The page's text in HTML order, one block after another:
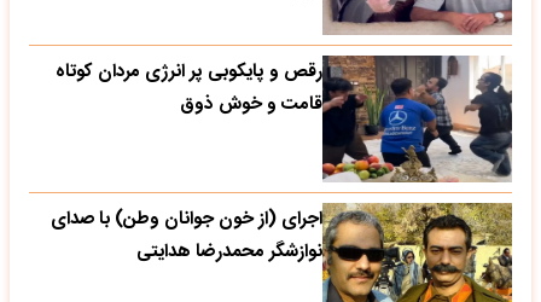
رقص و پایکوبی پر انرژی مردان کوتاه
قامت و خوش ذوق
اجرای (از خون جوانان وطن) با صدای
نوازشگر محمدرضا هدایتی